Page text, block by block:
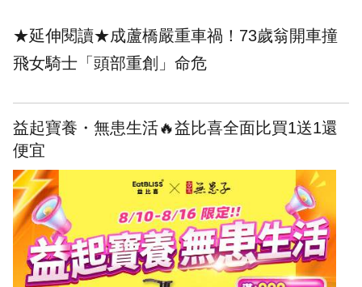
★延伸閱讀★成蘆橋嚴重車禍！73歲翁開車撞
飛女騎士「頭部重創」命危
益起寶養・無患生活🔥益比喜全面比買1送1還
便宜